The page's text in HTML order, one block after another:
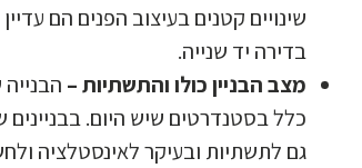
שינויים קטנים בעיצוב הפנים הם
בדירה יד שנייה.
מצב הבניין כולו והתשתיות –
כלל בסטנדרטים שיש היום.
גם לתשתיות ובעיקר לאינסטלציה